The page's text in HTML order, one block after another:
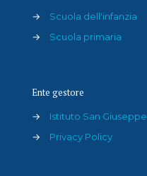
→
Scuola dell'infanzia
→
Scuola primaria
Ente gestore
→
Istituto San Giuseppe
→
Privacy Policy